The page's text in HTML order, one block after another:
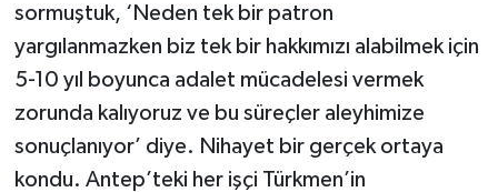
sormuştuk, ‘Neden tek bir patron
yargılanmazken biz tek bir hakkımızı alabilmek için
5-10 yıl boyunca adalet mücadelesi vermek
zorunda kalıyoruz ve bu süreçler aleyhimize
sonuçlanıyor’ diye. Nihayet bir gerçek ortaya
kondu. Antep’teki her işçi Türkmen’in